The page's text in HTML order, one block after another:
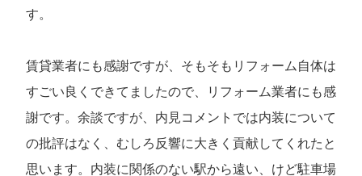
す。
賃貸業者にも感謝ですが、そもそもリフォーム自体は
すごい良くできてましたので、リフォーム業者にも感
謝です。余談ですが、内見コメントでは内装について
の批評はなく、むしろ反響に大きく貢献してくれたと
思います。内装に関係のない駅から遠い、けど駐車場